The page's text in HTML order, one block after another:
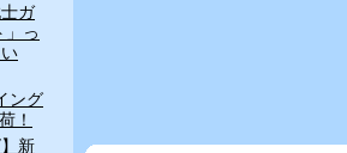
ガ
」っ
ング
！
新